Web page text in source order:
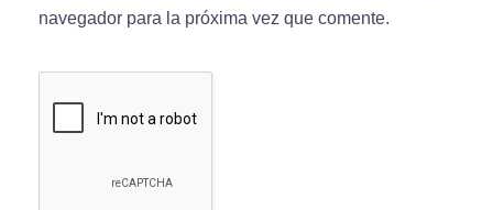
navegador para la próxima vez que comente.